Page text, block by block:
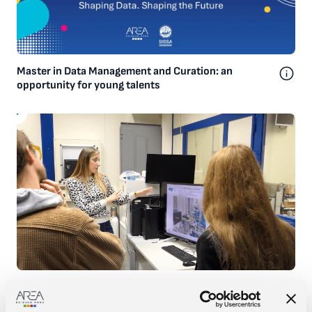
Ne abbiamo parlato con Stefano Cozzini, Direttore dell’Istituto
Ricerca per l’Innovazione Tecnologica (RIT) di Area Science Park.
Guarda l’evento: LA (NOSTRA) VITA DIGITALE IN UN MONDO REALE
Master in Data Management and Curation: an
opportunity for young talents
Regenerative Symphony: rigenerazione dei rifiuti
elettronici tra arte e scienza